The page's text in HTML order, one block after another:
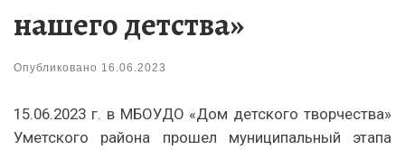
нашего детства»
Опубликовано 16.06.2023
15.06.2023 г. в МБОУДО «Дом детского творчества»
Уметского района прошел муниципальный этапа